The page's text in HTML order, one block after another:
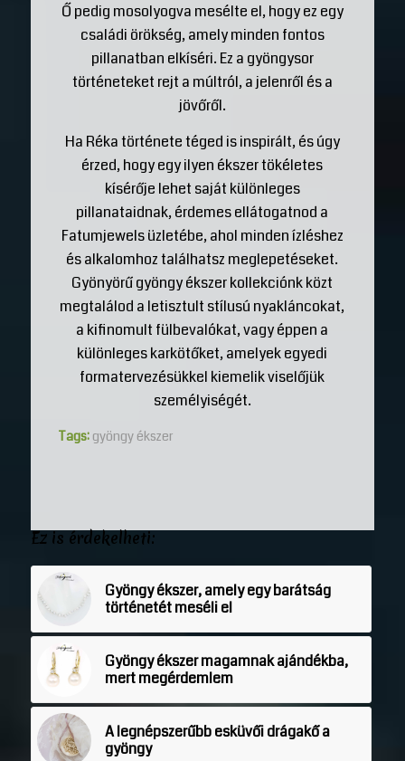
Ő pedig mosolyogva mesélte el, hogy ez egy
családi örökség, amely minden fontos
pillanatban elkíséri. Ez a gyöngysor
történeteket rejt a múltról, a jelenről és a
jövőről.
Ha Réka története téged is inspirált, és úgy
érzed, hogy egy ilyen ékszer tökéletes
kísérője lehet saját különleges
pillanataidnak, érdemes ellátogatnod a
Fatumjewels üzletébe, ahol minden ízléshez
és alkalomhoz találhatsz meglepetéseket.
Gyönyörű gyöngy ékszer kollekciónk közt
megtalálod a letisztult stílusú nyakláncokat,
a kifinomult fülbevalókat, vagy éppen a
különleges karkötőket, amelyek egyedi
formatervezésükkel kiemelik viselőjük
személyiségét.
Tags: gyöngy ékszer
Ez is érdekelheti:
Gyöngy ékszer, amely egy barátság
történetét meséli el
Gyöngy ékszer magamnak ajándékba,
mert megérdemlem
A legnépszerűbb esküvői drágakő a
gyöngy